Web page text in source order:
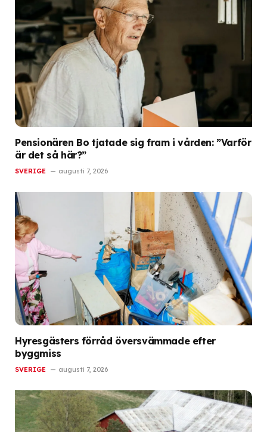
Pensionären Bo tjatade sig fram i vården: ”Varför
är det så här?”
SVERIGE augusti 7, 2026
Hyresgästers förråd översvämmade efter
byggmiss
SVERIGE augusti 7, 2026